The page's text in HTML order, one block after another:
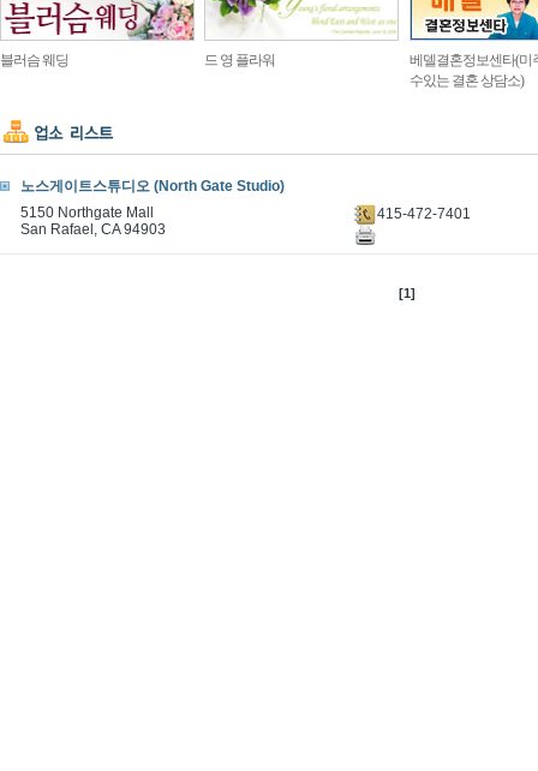
블러슴 웨딩 드 영 플라워
베델결혼정보센타(미
수있는 결혼 상담소)
노스게이트스튜디오 (North Gate Studio)
5150 Northgate Mall
San Rafael, CA 94903
415-472-7401
[1]